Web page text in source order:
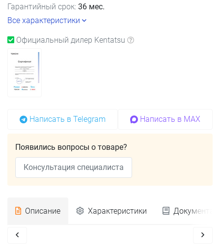
Гарантийный срок: 36 мес.
Все характеристики
Официальный дилер Kentatsu
Написать в Telegram Написать в MAX
Появились вопросы о товаре?
Консультация специалиста
Описание Характеристики